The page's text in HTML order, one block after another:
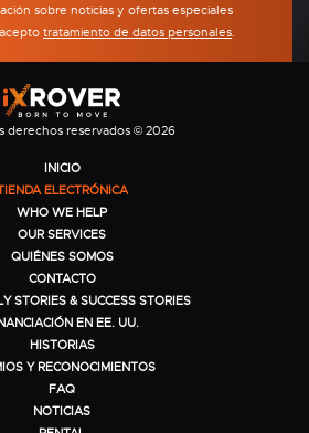
sobre noticias y ofertas especiales
tratamiento de datos personales.
derechos reservados © 2026
INICIO
ELECTRÓNICA
WHO WE HELP
OUR SERVICES
QUIÉNES SOMOS
CONTACTO
STORIES & SUCCESS STORIES
EN EE. UU.
HISTORIAS
Y RECONOCIMIENTOS
FAQ
NOTICIAS